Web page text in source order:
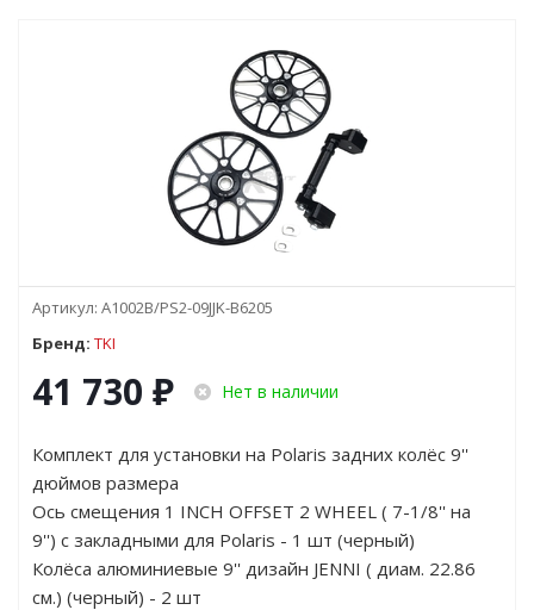
Артикул: A1002B/PS2-09JJK-B6205
Бренд: TKI
41 730 ₽ Нет в наличии
Комплект для установки на Polaris задних колёс 9''
дюймов размера
Ось смещения 1 INCH OFFSET 2 WHEEL ( 7-1/8'' на
9'') с закладными для Polaris - 1 шт (черный)
Колёса алюминиевые 9'' дизайн JENNI ( диам. 22.86
см.) (черный) - 2 шт